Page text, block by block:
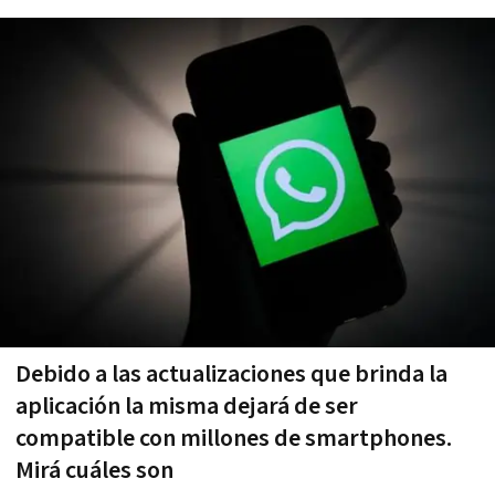
Debido a las actualizaciones que brinda la
aplicación la misma dejará de ser
compatible con millones de smartphones.
Mirá cuáles son